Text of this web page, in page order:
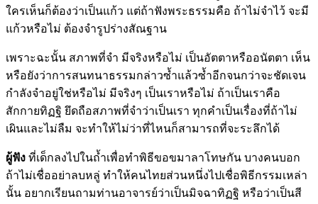
ใครเห็นก็ต้องว่าเป็นแก้ว แต่ถ้าฟังพระธรรมคือ ถ้าไม่จำไว้ จะมี
แก้วหรือไม่ ต้องจำรูปร่างสัณฐาน
เพราะฉะนั้น สภาพที่จำ มีจริงหรือไม่ เป็นอัตตาหรืออนัตตา เห็น
หรือยังว่าการสนทนาธรรมกล่าวซ้ำแล้วซ้ำอีกจนกว่าจะชัดเจน
กำลังจำอยู่ใช่หรือไม่ มีจริงๆ เป็นเราหรือไม่ ถ้าเป็นเราคือ
สักกายทิฏฐิ ยึดถือสภาพที่จำว่าเป็นเรา ทุกคำเป็นเรื่องที่ถ้าไม่
เผินและไม่ลืม จะทำให้ไม่ว่าที่ไหนก็สามารถที่จะระลึกได้
ผู้ฟัง ที่เด็กลงไปในถ้ำเพื่อทำพิธีขอขมาลาโทษกัน บางคนบอก
ถ้าไม่เชื่ออย่าลบหลู่ ทำให้คนไทยส่วนหนึ่งไปเชื่อพิธีกรรมเหล่า
นั้น อยากเรียนถามท่านอาจารย์ว่าเป็นมิจฉาทิฏฐิ หรือว่าเป็นสี